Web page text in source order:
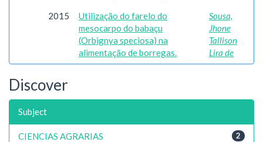
2015
Utilização do farelo do
mesocarpo do babaçu
(Orbignya speciosa) na
alimentação de borregas.
Sousa,
Jhone
Tallison
Lira de
Discover
Subject
2
CIENCIAS AGRARIAS